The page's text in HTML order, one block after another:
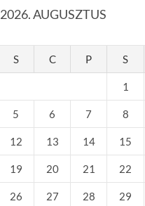
2026. AUGUSZTUS
S C P S
1
5 6 7 8
12 13 14 15
19 20 21 22
26 27 28 29